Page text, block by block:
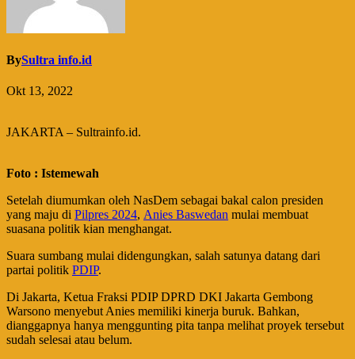
BySultra info.id
Okt 13, 2022
JAKARTA – Sultrainfo.id.
Foto : Istemewah
Setelah diumumkan oleh NasDem sebagai bakal calon presiden
yang maju di Pilpres 2024, Anies Baswedan mulai membuat
suasana politik kian menghangat.
Suara sumbang mulai didengungkan, salah satunya datang dari
partai politik PDIP.
Di Jakarta, Ketua Fraksi PDIP DPRD DKI Jakarta Gembong
Warsono menyebut Anies memiliki kinerja buruk. Bahkan,
dianggapnya hanya menggunting pita tanpa melihat proyek tersebut
sudah selesai atau belum.